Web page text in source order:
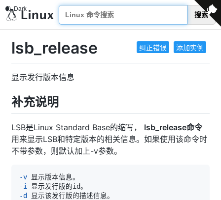
搜索
纠正错误 添加实例
lsb_release
显示发行版本信息
补充说明
LSB是Linux Standard Base的缩写， lsb_release命令
用来显示LSB和特定版本的相关信息。如果使用该命令时
不带参数，则默认加上-v参数。
-v
-i
-d